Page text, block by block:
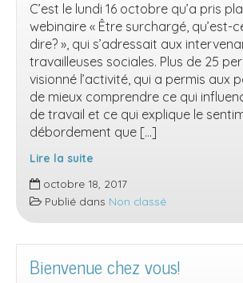
C’est le lundi 16 octobre qu’a pris
webinaire « Être surchargé, qu’est-
dire? », qui s’adressait aux
travailleuses sociales. Plus de 25
visionné l’activité, qui a permis aux
de mieux comprendre ce qui
de travail et ce qui explique le
débordement que […]
Lire la suite
Le
webinaire
sur
la
surcharge
de
octobre 18, 2017
Publié dans Non classé
Bienvenue chez vous!